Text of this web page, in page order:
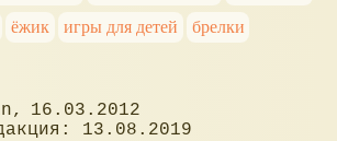
ёжик игры для детей
брелки
16.03.2012
13.08.2019